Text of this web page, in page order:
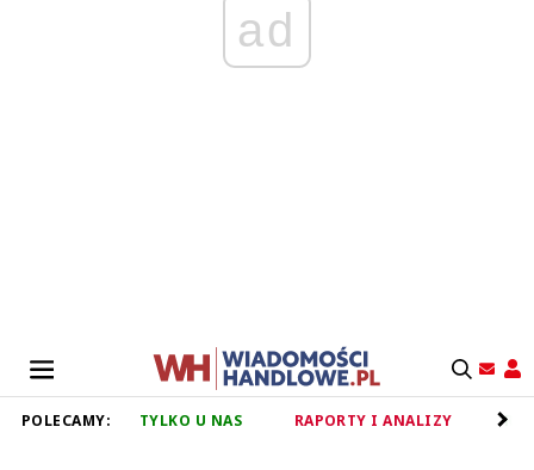
ad
POLECAMY: TYLKO U NAS RAPORTY I ANALIZY